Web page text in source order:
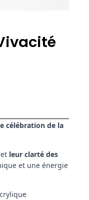
célébration de la
leur clarté des
et une énergie